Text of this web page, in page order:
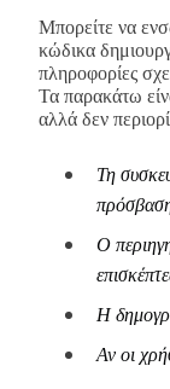
Μπορείτε να
κώδικα
πληροφορίες
Τα παρακάτω
αλλά δεν
Τη
Ο
Η
Αν οι